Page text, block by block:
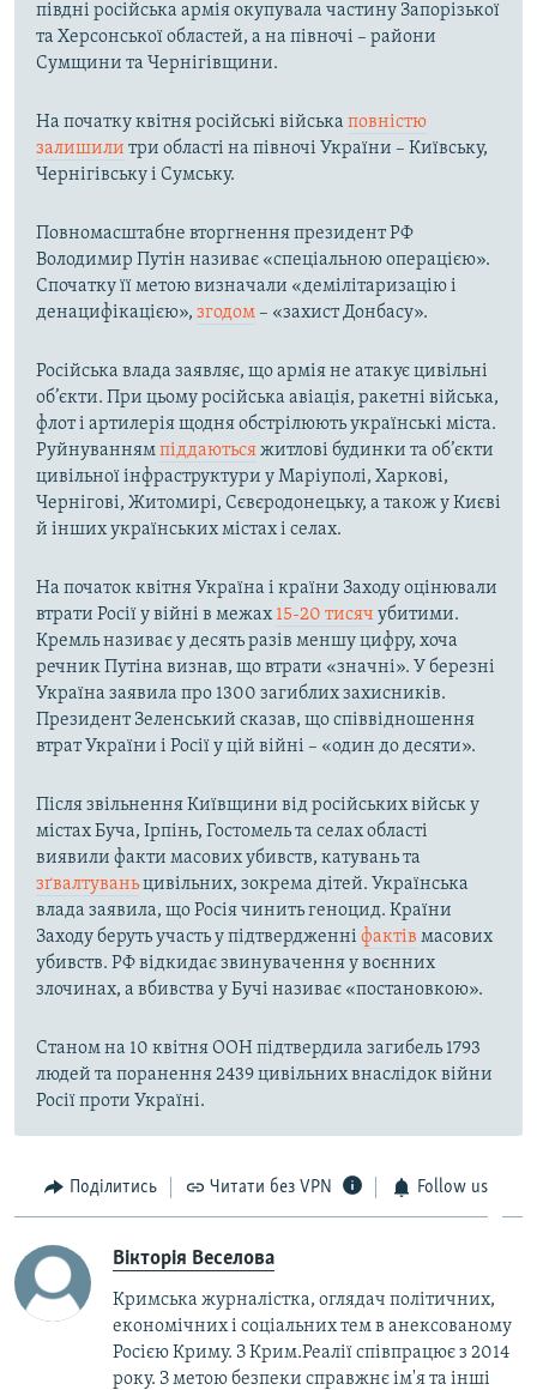
півдні російська армія окупувала частину Запорізької
та Херсонської областей, а на півночі – райони
Сумщини та Чернігівщини.
На початку квітня російські війська повністю
залишили три області на півночі України – Київську,
Чернігівську і Сумську.
Повномасштабне вторгнення президент РФ
Володимир Путін називає «спеціальною операцією».
Спочатку її метою визначали «демілітаризацію і
денацифікацією», згодом– «захист Донбасу».
Російська влада заявляє, що армія не атакує цивільні
об’єкти. При цьому російська авіація, ракетні війська,
флот і артилерія щодня обстрілюють українські міста.
Руйнуваннямпіддаютьсяжитлові будинки та об’єкти
цивільної інфраструктури у Маріуполі, Харкові,
Чернігові, Житомирі, Сєвєродонецьку, а також у Києві
й інших українських містах і селах.
На початок квітня Україна і країни Заходу оцінювали
втрати Росії у війні в межах 15-20 тисяч убитими.
Кремль називає у десять разів меншу цифру, хоча
речник Путіна визнав, що втрати «значні». У березні
Україна заявила про 1300 загиблих захисників.
Президент Зеленський сказав, що співвідношення
втрат України і Росії у цій війні – «один до десяти».
Після звільнення Київщини від російських військ у
містах Буча, Ірпінь, Гостомель та селах області
виявили факти масових убивств, катувань та
зґвалтуваньцивільних, зокрема дітей. Українська
влада заявила, що Росія чинить геноцид. Країни
Заходу беруть участь у підтвердженні фактів масових
убивств. РФ відкидає звинувачення у воєнних
злочинах, а вбивства у Бучі називає «постановкою».
Станом на 10 квітня ООН підтвердила загибель 1793
людей та поранення 2439 цивільних внаслідок війни
Росії проти Україні.
Поділитись Читати без VPN Follow us
Вікторія Веселова
Кримська журналістка, оглядач політичних,
економічних і соціальних тем в анексованому
Росією Криму. З Крим.Реалії співпрацює з 2014
року. З метою безпеки справжнє ім'я та інші